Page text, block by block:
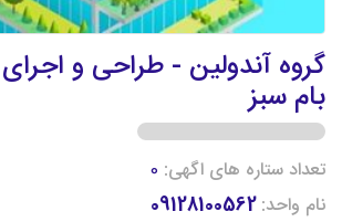
گروه آندولین - طراحی و
بام سبز
تعداد ستاره های اگهی: 0
نام واحد:09128100562